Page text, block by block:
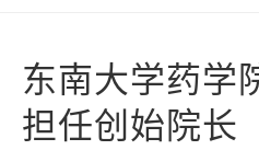
东南大学药学
担任创始院长